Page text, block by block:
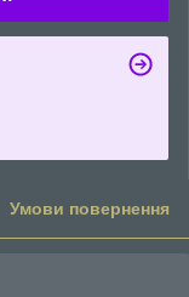
Умови повернення